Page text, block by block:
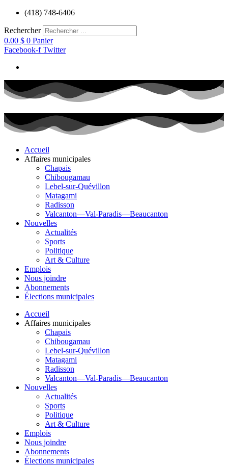
Aller
contenu
(418) 748-6406
Rechercher
0.00 $ 0 Panier
Facebook-f Twitter
Accueil
Affaires municipales
Chapais
Chibougamau
Lebel-sur-Quévillon
Matagami
Radisson
Valcanton—Val-Paradis—Beaucanton
Nouvelles
Actualités
Sports
Politique
Art & Culture
Emplois
Nous joindre
Abonnements
Élections municipales
Accueil
Affaires municipales
Chapais
Chibougamau
Lebel-sur-Quévillon
Matagami
Radisson
Valcanton—Val-Paradis—Beaucanton
Nouvelles
Actualités
Sports
Politique
Art & Culture
Emplois
Nous joindre
Abonnements
Élections municipales